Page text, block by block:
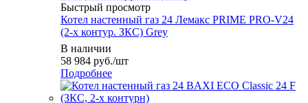
Быстрый просмотр
Котел настенный газ 24 Лемакс PRIME PRO-V24
(2-х контур. ЗКС) Grey
В наличии
58 984 руб./шт
Подробнее